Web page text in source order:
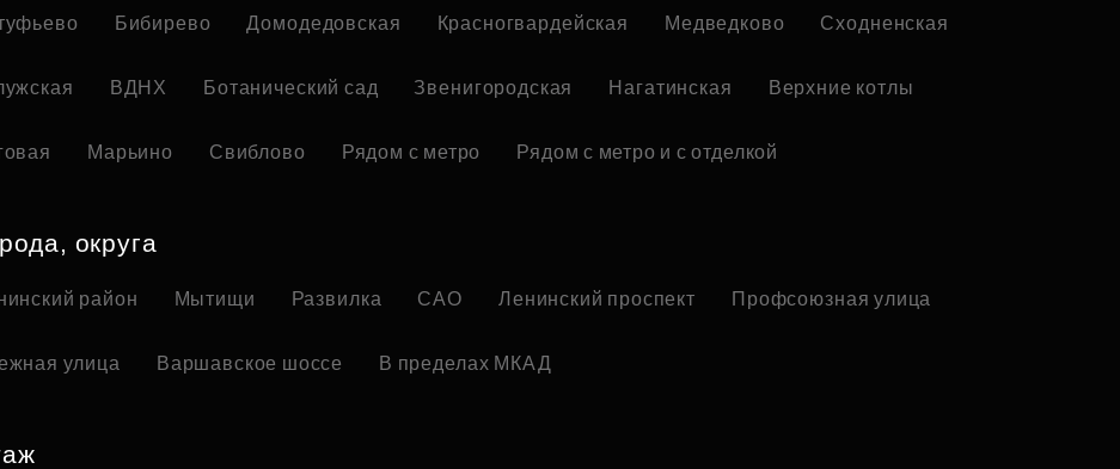
Бибирево Домодедовская Красногвардейская Медведково Сходненская
ВДНХ Ботанический сад Звенигородская Нагатинская Верхние котлы
Марьино Свиблово Рядом с метро Рядом с метро и с отделкой
округа
район Мытищи Развилка САО Ленинский проспект Профсоюзная улица
улица Варшавское шоссе В пределах МКАД